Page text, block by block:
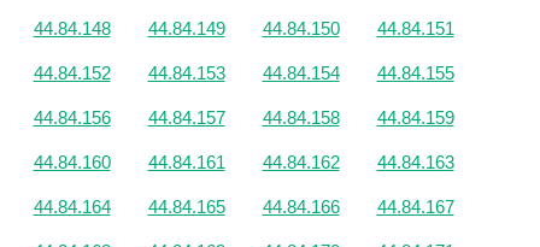
44.84.148 44.84.149 44.84.150 44.84.151
44.84.152 44.84.153 44.84.154 44.84.155
44.84.156 44.84.157 44.84.158 44.84.159
44.84.160 44.84.161 44.84.162 44.84.163
44.84.164 44.84.165 44.84.166 44.84.167